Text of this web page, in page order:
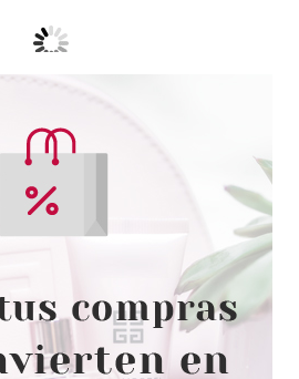
LAUREN
LAUREN RALPH´S
EDP 100 ML